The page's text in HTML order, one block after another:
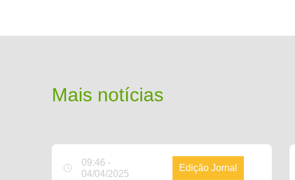
Mais notícias
09:46 -
04/04/2025
Edição Jornal